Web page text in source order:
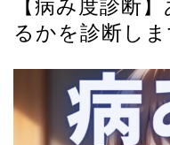
【病み度診断
るかを診断しま